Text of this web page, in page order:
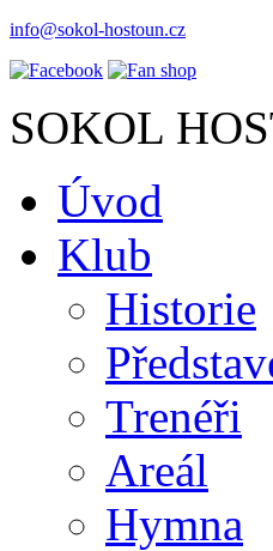
info@sokol-hostoun.cz
SOKOL
Úvod
Klub
Historie
Trenéři
Areál
Hymna